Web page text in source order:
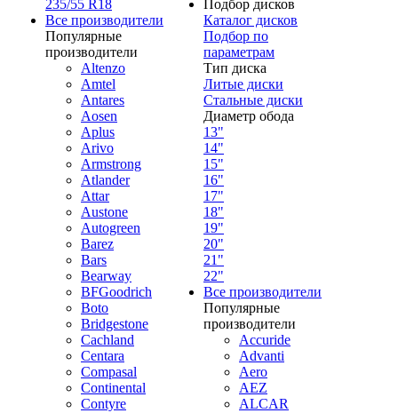
235/55 R18
Все производители
Популярные
производители
Altenzo
Amtel
Antares
Aosen
Aplus
Arivo
Armstrong
Atlander
Attar
Austone
Autogreen
Barez
Bars
Bearway
BFGoodrich
Boto
Bridgestone
Cachland
Centara
Compasal
Continental
Contyre
Подбор дисков
Каталог дисков
Подбор по
параметрам
Тип диска
Литые диски
Стальные диски
Диаметр обода
13"
14"
15"
16"
17"
18"
19"
20"
21"
22"
Все производители
Популярные
производители
Accuride
Advanti
Aero
AEZ
ALCAR